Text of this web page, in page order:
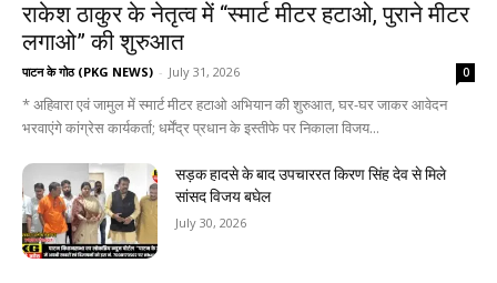
राकेश ठाकुर के नेतृत्व में “स्मार्ट मीटर हटाओ, पुराने मीटर
लगाओ” की शुरुआत
पाटन के गोठ (PKG NEWS) - July 31, 2026 0
* अहिवारा एवं जामुल में स्मार्ट मीटर हटाओ अभियान की शुरुआत, घर-घर जाकर आवेदन
भरवाएंगे कांग्रेस कार्यकर्ता; धर्मेंद्र प्रधान के इस्तीफे पर निकाला विजय...
सड़क हादसे के बाद उपचाररत किरण सिंह देव से मिले
सांसद विजय बघेल
July 30, 2026